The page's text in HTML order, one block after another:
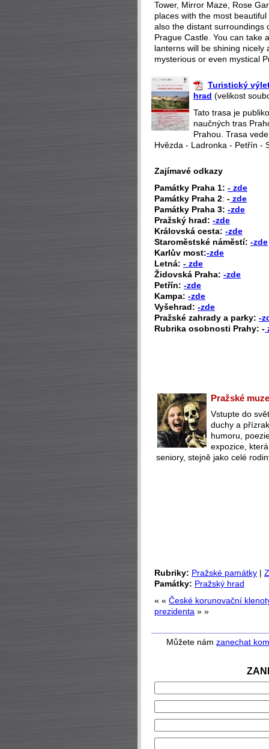
Tower, Mirror Maze, Rose
places with the most
also the distant surroundings
Prague Castle. You can take
lanterns will be shining
mysterious or even mystical
Turistický
hrad (velikost
Tato trasa je
naučných tras
Prahou. Trasa
Hvězda - Ladronka - Petřín -
Zajímavé odkazy
Památky Praha 1: - zde
Památky Praha 2: - zde
Památky Praha 3: -zde
Pražský hrad: -zde
Královská cesta: -zde
Staroměstské náměstí: -zde
Karlův most:-zde
Letná: - zde
Židovská Praha: -zde
Petřín: -zde
Kampa: -zde
Vyšehrad: -zde
Pražské zahrady a parky: -
Rubrika osobnosti Prahy: -
Pražské
Vstupte do
duchy a
humoru,
expozice,
seniory, stejně jako celé
Rubriky: Pražské památky |
Památky: Pražský hrad
« « České korunovační
prezidenta » »
Můžete nám zanechat